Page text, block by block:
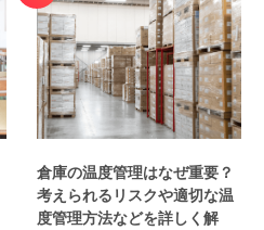
倉庫の温度管理はなぜ重要？
考えられるリスクや適切な温
度管理方法などを詳しく解